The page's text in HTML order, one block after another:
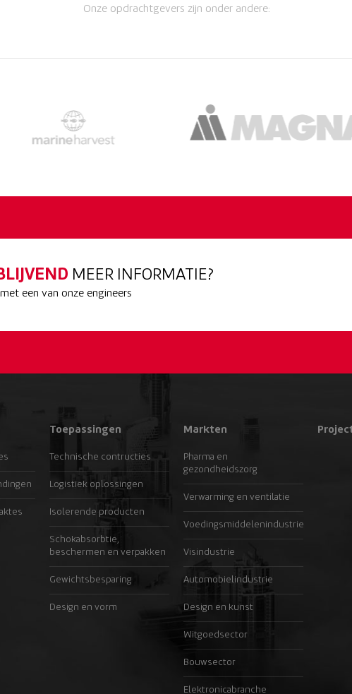
Onze opdrachtgevers zijn onder andere:
MEER INFORMATIE?
een van onze engineers
Toepassingen
Technische contructies
Logistiek oplossingen
Isolerende producten
Schokabsorbtie,
beschermen en verpakken
Gewichtsbesparing
Design en vorm
Markten
Pharma en
gezondheidszorg
Verwarming en ventilatie
Voedingsmiddelenindustrie
Visindustrie
Automobielindustrie
Design en kunst
Witgoedsector
Bouwsector
Elektronicabranche